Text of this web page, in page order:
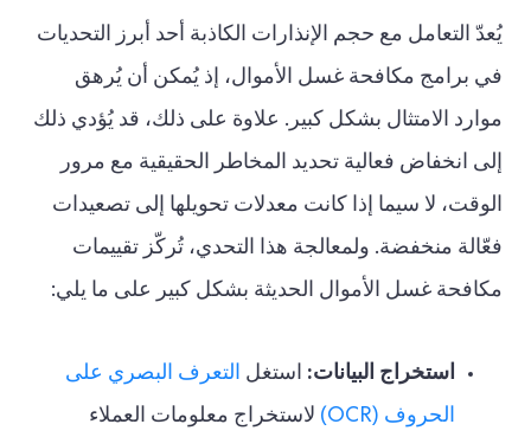
يُعدّ التعامل مع حجم الإنذارات الكاذبة أحد أبرز التحديات
في برامج مكافحة غسل الأموال، إذ يُمكن أن يُرهق
موارد الامتثال بشكل كبير. علاوة على ذلك، قد يُؤدي ذلك
إلى انخفاض فعالية تحديد المخاطر الحقيقية مع مرور
الوقت، لا سيما إذا كانت معدلات تحويلها إلى تصعيدات
فعّالة منخفضة. ولمعالجة هذا التحدي، تُركّز تقييمات
مكافحة غسل الأموال الحديثة بشكل كبير على ما يلي:
استخراج البيانات: استغل التعرف البصري على
الحروف (OCR)
لاستخراج معلومات العملاء